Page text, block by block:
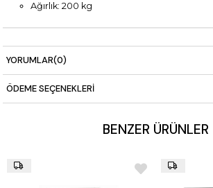
Ağırlık: 200 kg
YORUMLAR(0)
ÖDEME SEÇENEKLERI
BENZER ÜRÜNLER